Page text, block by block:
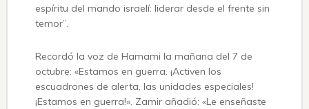
espíritu del mando israelí: liderar desde el frente sin
temor”.
Recordó la voz de Hamami la mañana del 7 de
octubre: «Estamos en guerra. ¡Activen los
escuadrones de alerta, las unidades especiales!
¡Estamos en guerra!». Zamir añadió: «Le enseñaste